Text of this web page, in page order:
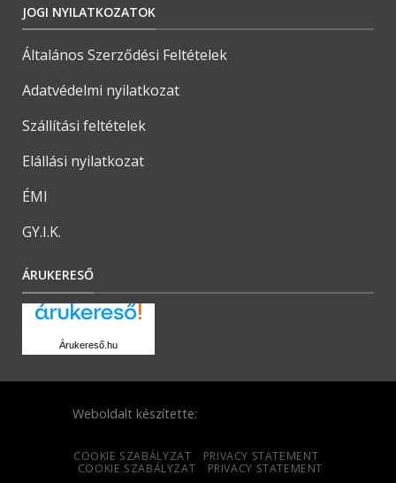
JOGI NYILATKOZATOK
Általános Szerződési Feltételek
Adatvédelmi nyilatkozat
Szállítási feltételek
Elállási nyilatkozat
ÉMI
GY.I.K.
ÁRUKERESŐ
Árukereső.hu
Weboldalt készítette:
COOKIE SZABÁLYZAT
PRIVACY STATEMENT
COOKIE SZABÁLYZAT
PRIVACY STATEMENT